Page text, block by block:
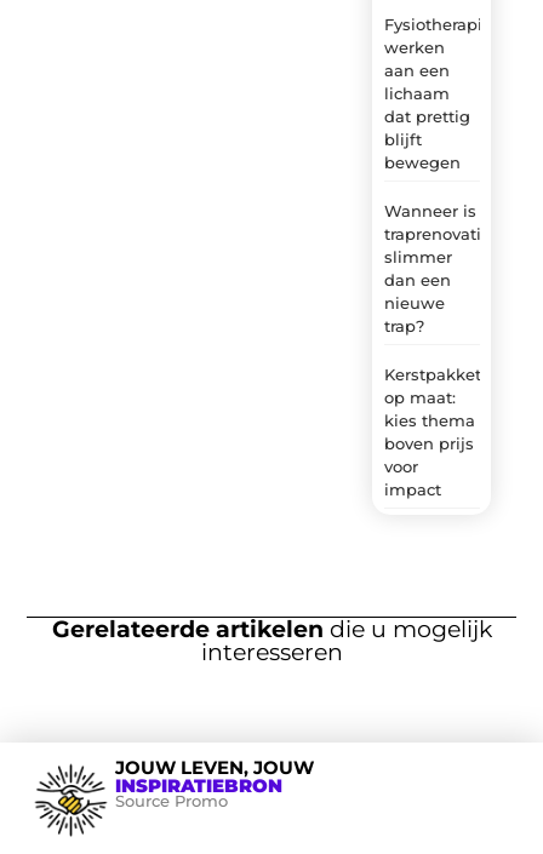
Fysiotherapie:
werken
aan een
lichaam
dat prettig
blijft
bewegen
Wanneer is
traprenovatie
slimmer
dan een
nieuwe
trap?
Kerstpakket
op maat:
kies thema
boven prijs
voor
impact
Gerelateerde artikelen die u mogelijk
interesseren
JOUW LEVEN, JOUW
INSPIRATIEBRON
Source Promo